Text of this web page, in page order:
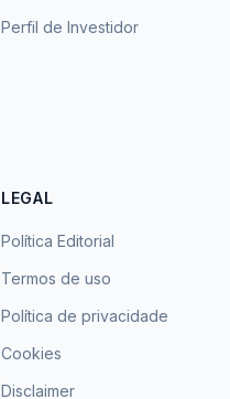
Perfil de Investidor
LEGAL
Política Editorial
Termos de uso
Política de privacidade
Cookies
Disclaimer